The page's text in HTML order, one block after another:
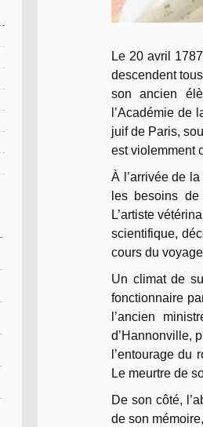
Le 20 avril
descendent
son ancien
l’Académie de
juif de Paris,
est violemment
À l’arrivée de
les besoins
L’artiste
scientifique,
cours du
Un climat de
fonctionnaire
l’ancien
d’Hannonville,
l’entourage
Le meurtre de
De son côté,
de son